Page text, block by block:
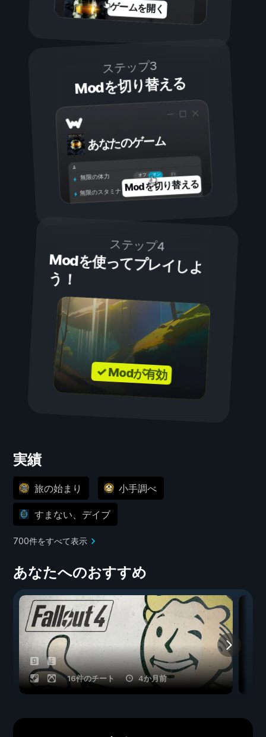
ゲームを開く
ステップ3
Modを切り替える
あなたのゲーム
オン
オフ
無限の体力
無限のスタミナ Modを切り替える
ステップ4
Modを使ってプレイしよ
う！
✓ Modが有効
実績
旅の始まり 小手調べ
すまない、デイブ
700件をすべて表示
あなたへのおすすめ
16件のチート 4か月前